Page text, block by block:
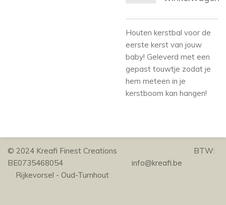
Houten kerstbal voor de
eerste kerst van jouw
baby! Geleverd met een
gepast touwtje zodat je
hem meteen in je
kerstboom kan hangen!
© 2024 Kreafi Finest Creations BTW:
BE0735468054 info@kreafi.be
Rijkevorsel - Oud-Turnhout